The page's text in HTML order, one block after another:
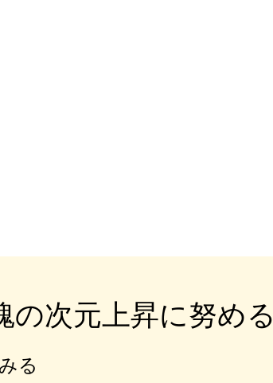
の次元上昇に努める
る